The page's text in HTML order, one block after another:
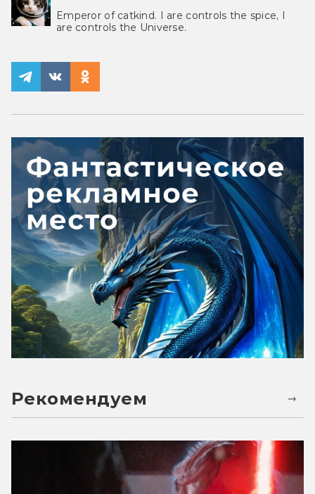
Emperor of catkind. I are controls the spice, I
are controls the Universe.
Рекомендуем